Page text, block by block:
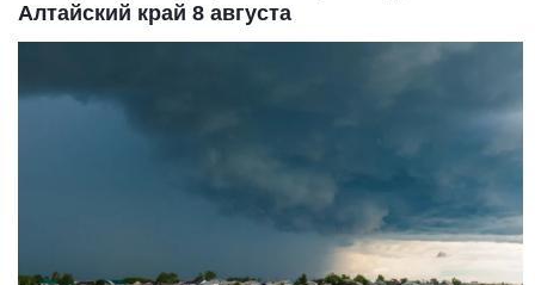
Алтайский край 8 августа